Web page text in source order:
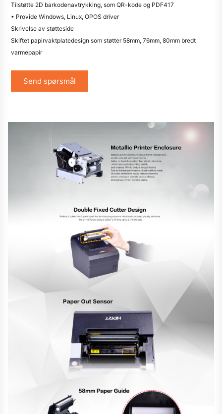
Tilstøtte 2D barkodenavtrykking, som QR-kode og PDF417
• Provide Windows, Linux, OPOS driver
Skrivelse av støtteside
Skiftet papirvaktplatedesign som støtter 58mm, 76mm, 80mm bredt
varmepapir
Send spørsmål